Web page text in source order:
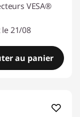
VESA®
21/08
au panier